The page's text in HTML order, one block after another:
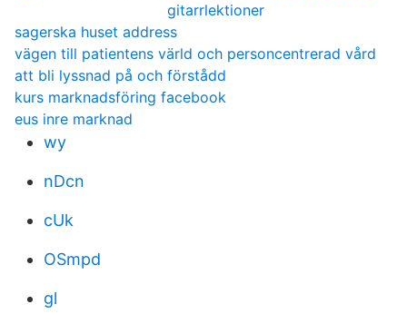
gitarrlektioner
sagerska huset address
vägen till patientens värld och personcentrerad vård
att bli lyssnad på och förstådd
kurs marknadsföring facebook
eus inre marknad
wy
nDcn
cUk
OSmpd
gl